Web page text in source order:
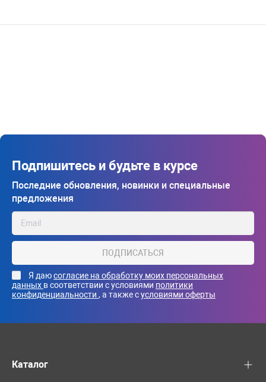
Подпишитесь и будьте в курсе
Последние обновления, новинки и специальные
предложения
ПОДПИСАТЬСЯ
Я даюсогласие на обработку моих персональных
данных в соответствии с условиями политики
конфиденциальности , а также сусловиями оферты
Каталог